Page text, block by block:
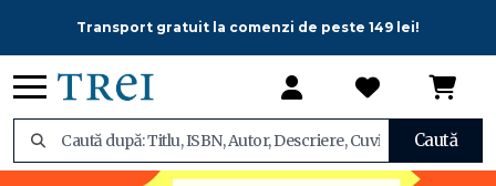
Transport gratuit la comenzi de peste 149 lei!
Caută